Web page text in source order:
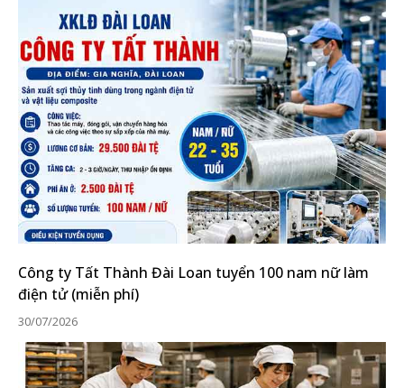
Công ty Tất Thành Đài Loan tuyển 100 nam nữ làm
điện tử (miễn phí)
30/07/2026